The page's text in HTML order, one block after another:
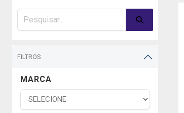
FILTROS
MARCA